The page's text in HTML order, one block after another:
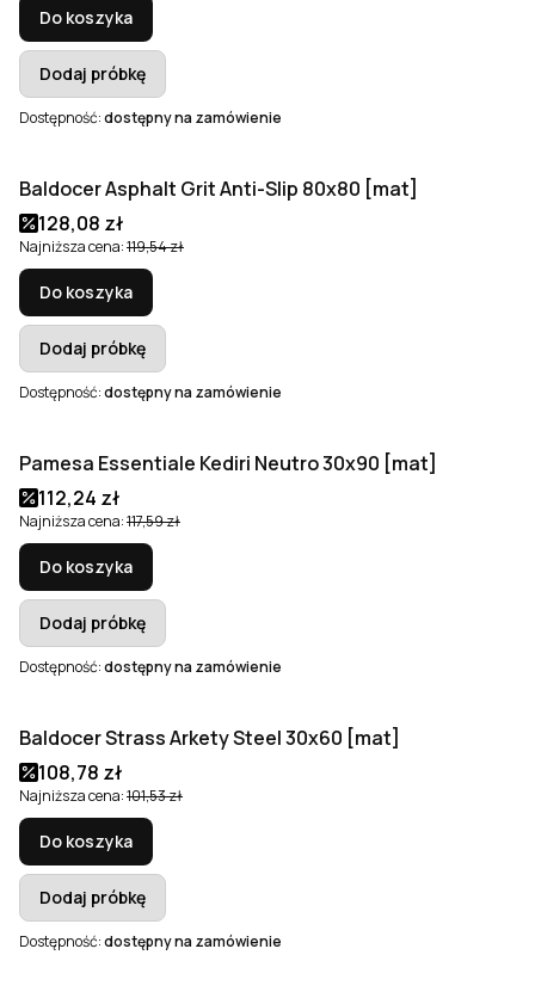
Do koszyka
Dodaj próbkę
Dostępność:dostępny na zamówienie
Okazja
Baldocer Asphalt Grit Anti-Slip 80x80 [mat]
Cena promocyjna
128,08 zł
Najniższa cena:119,54 zł
Do koszyka
Dodaj próbkę
Dostępność:dostępny na zamówienie
Okazja
Pamesa Essentiale Kediri Neutro 30x90 [mat]
Cena promocyjna
112,24 zł
Najniższa cena:117,59 zł
Do koszyka
Dodaj próbkę
Dostępność:dostępny na zamówienie
Okazja
Baldocer Strass Arkety Steel 30x60 [mat]
Cena promocyjna
108,78 zł
Najniższa cena:101,53 zł
Do koszyka
Dodaj próbkę
Dostępność:dostępny na zamówienie